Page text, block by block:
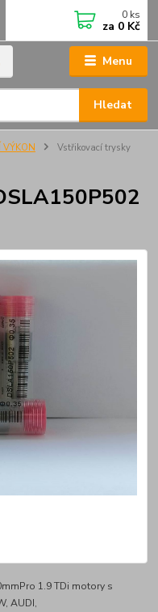
Menu
Hledat
0 ks
za 0 Kč
VÝKON
Vstřikovací trysky
1.9 TDi motory s
AUDI,